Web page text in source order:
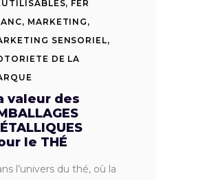
, FER
, MARKETING ,
SENSORIEL,
DE LA
valeur des
le THÉ
l’univers du thé, où la